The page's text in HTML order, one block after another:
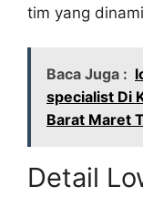
tim yang
Baca Juga :
specialist Di
Barat Maret
Detail